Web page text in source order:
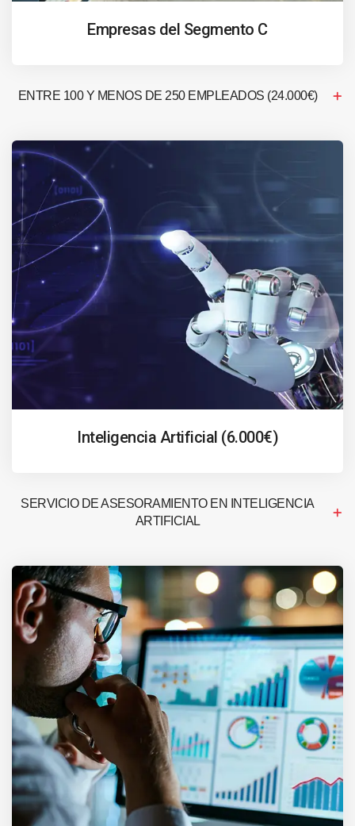
Empresas del Segmento C
ENTRE 100 Y MENOS DE 250 EMPLEADOS (24.000€)
Inteligencia Artificial (6.000€)
SERVICIO DE ASESORAMIENTO EN INTELIGENCIA
ARTIFICIAL